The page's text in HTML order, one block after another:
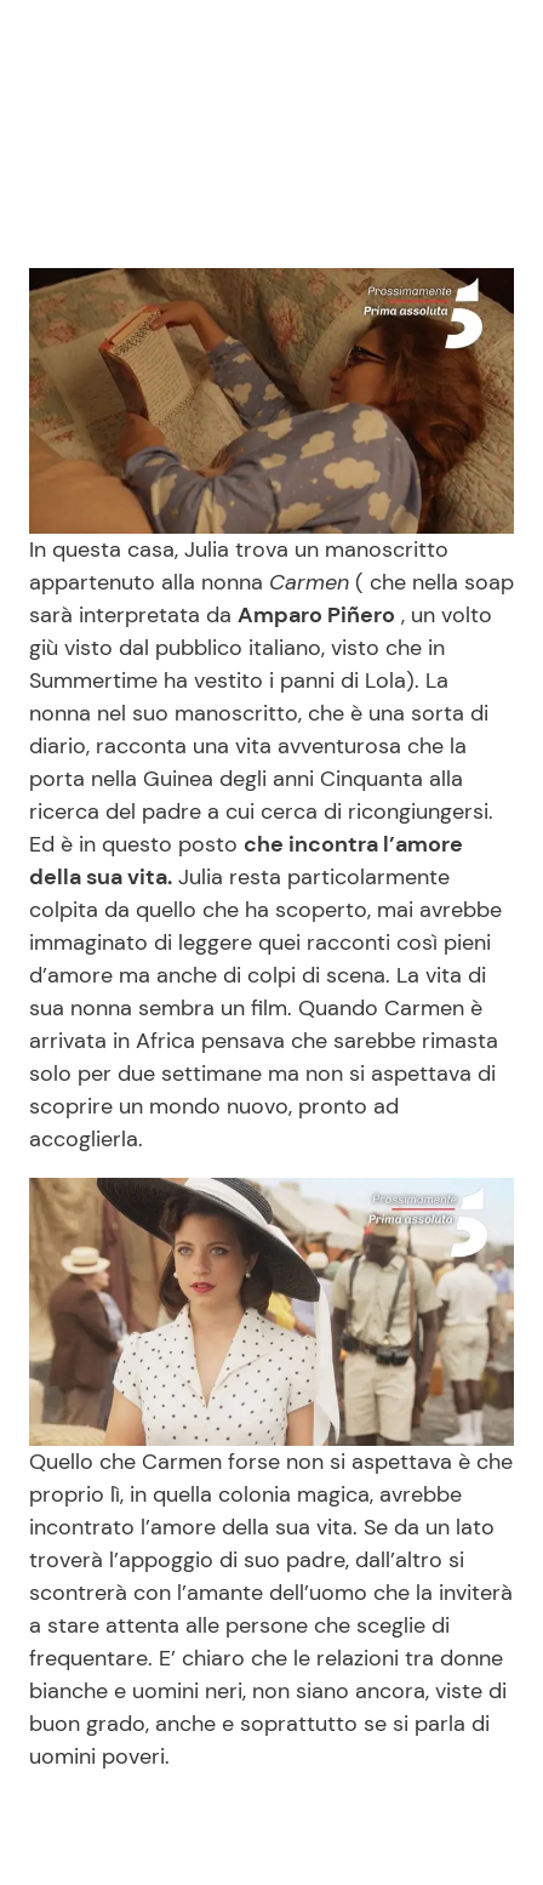
In questa casa, Julia trova un manoscritto
appartenuto alla nonna Carmen ( che nella soap
sarà interpretata da Amparo Piñero , un volto
giù visto dal pubblico italiano, visto che in
Summertime ha vestito i panni di Lola). La
nonna nel suo manoscritto, che è una sorta di
diario, racconta una vita avventurosa che la
porta nella Guinea degli anni Cinquanta alla
ricerca del padre a cui cerca di ricongiungersi.
Ed è in questo posto che incontra l’amore
della sua vita. Julia resta particolarmente
colpita da quello che ha scoperto, mai avrebbe
immaginato di leggere quei racconti così pieni
d’amore ma anche di colpi di scena. La vita di
sua nonna sembra un film. Quando Carmen è
arrivata in Africa pensava che sarebbe rimasta
solo per due settimane ma non si aspettava di
scoprire un mondo nuovo, pronto ad
accoglierla.
Quello che Carmen forse non si aspettava è che
proprio lì, in quella colonia magica, avrebbe
incontrato l’amore della sua vita. Se da un lato
troverà l’appoggio di suo padre, dall’altro si
scontrerà con l’amante dell’uomo che la inviterà
a stare attenta alle persone che sceglie di
frequentare. E’ chiaro che le relazioni tra donne
bianche e uomini neri, non siano ancora, viste di
buon grado, anche e soprattutto se si parla di
uomini poveri.